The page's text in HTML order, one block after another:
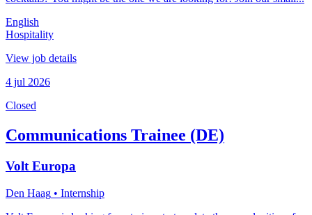
English
Hospitality
View job details
4 jul 2026
Closed
Communications Trainee (DE)
Volt Europa
Den Haag • Internship